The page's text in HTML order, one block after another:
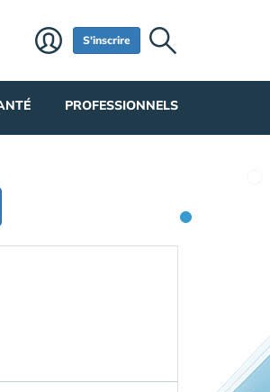
S'inscrire
PROFESSIONNELS